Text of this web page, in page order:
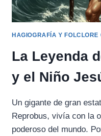
HAGIOGRAFÍA Y FOLCLORE
La Leyenda
y el Niño
Un gigante de gran
Reprobus, vivía con la
poderoso del mundo.